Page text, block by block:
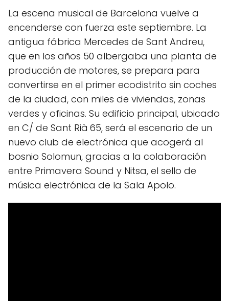
La escena musical de Barcelona vuelve a
encenderse con fuerza este septiembre. La
antigua fábrica Mercedes de Sant Andreu,
que en los años 50 albergaba una planta de
producción de motores, se prepara para
convertirse en el primer ecodistrito sin coches
de la ciudad, con miles de viviendas, zonas
verdes y oficinas. Su edificio principal, ubicado
en C/ de Sant Rià 65, será el escenario de un
nuevo club de electrónica que acogerá al
bosnio Solomun, gracias a la colaboración
entre Primavera Sound y Nitsa, el sello de
música electrónica de la Sala Apolo.